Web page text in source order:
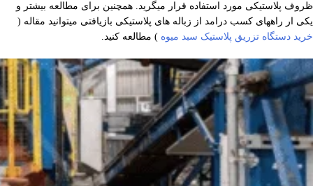
ظروف پلاستیکی مورد استفاده قرار میگرید. همچنین برای مطالعه بیشتر و
یکی ار راههای کسب درامد از زباله های پلاستیکی بازیافتی میتوانید مقاله (
خرید دستگاه تزریق پلاستیک سبد میوه ) مطالعه کنید.